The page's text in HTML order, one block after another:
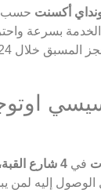
أكسنت حسب
الخدمة بسرعة
في
4 شارع
الوصول إليه لمن